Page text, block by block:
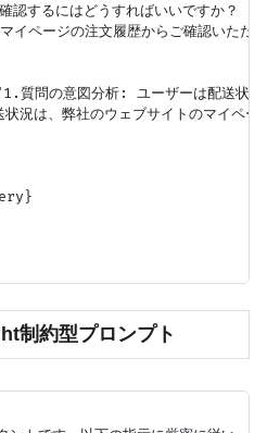
するにはどうすればいいですか？
イページの注文履歴からご確認いた
の意図分析: ユーザーは配送状況の
は、弊社のウェブサイトのマイペー
制約型プロンプト